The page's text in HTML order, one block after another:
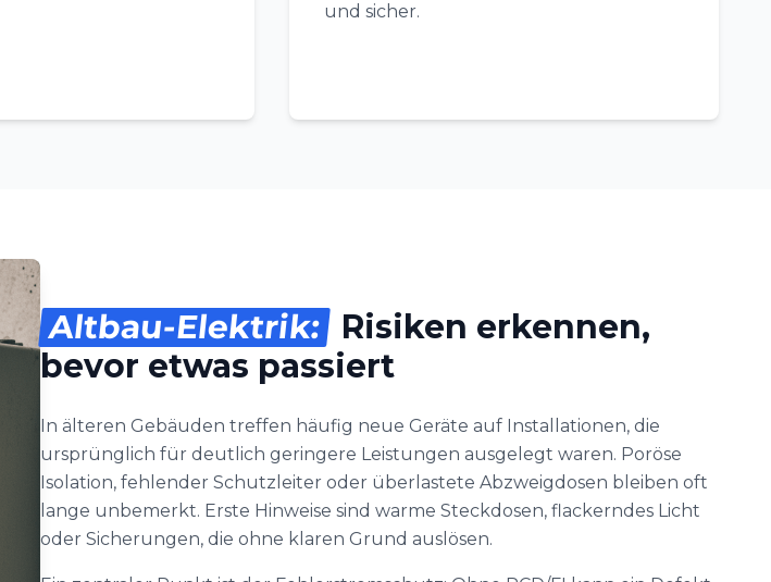
und sicher.
Altbau-Elektrik: Risiken erkennen,
bevor etwas passiert
In älteren Gebäuden treffen häufig neue Geräte auf Installationen, die
ursprünglich für deutlich geringere Leistungen ausgelegt waren. Poröse
Isolation, fehlender Schutzleiter oder überlastete Abzweigdosen bleiben oft
lange unbemerkt. Erste Hinweise sind warme Steckdosen, flackerndes Licht
oder Sicherungen, die ohne klaren Grund auslösen.